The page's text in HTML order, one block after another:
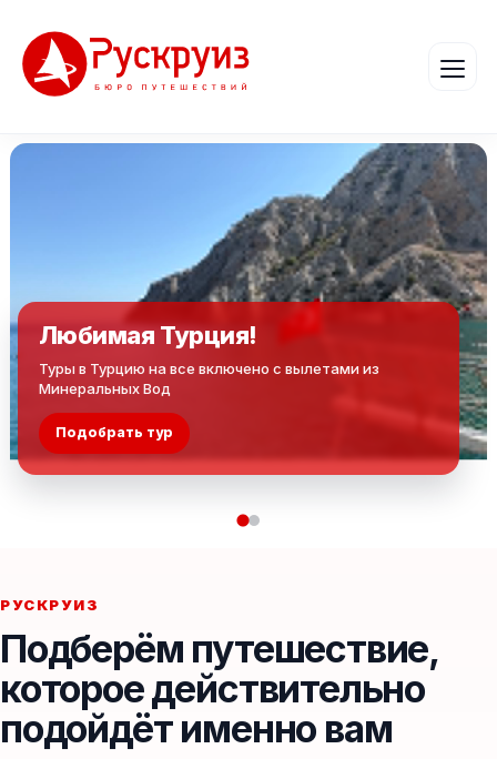
Любимая Турция!
Туры в Турцию на все включено с вылетами из
Минеральных Вод
Подобрать тур
РУСКРУИЗ
Подберём путешествие,
которое действительно
подойдёт именно вам